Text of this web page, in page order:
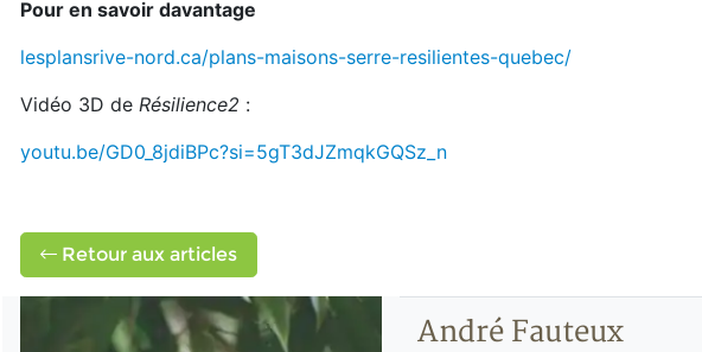
Pour en savoir davantage
lesplansrive-nord.ca/plans-maisons-serre-resilientes-quebec/
Vidéo 3D de Résilience2 :
youtu.be/GD0_8jdiBPc?si=5gT3dJZmqkGQSz_n
Retour aux articles
André Fauteux